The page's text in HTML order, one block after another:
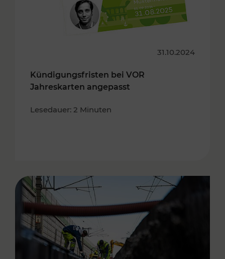
31.10.2024
Kündigungsfristen bei VOR
Jahreskarten angepasst
Lesedauer: 2 Minuten